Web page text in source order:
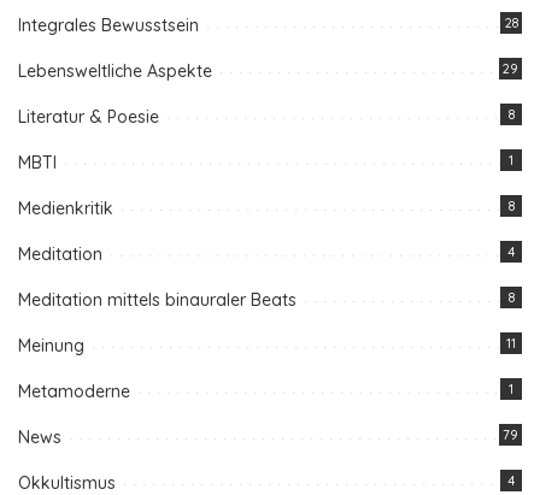
Integrales Bewusstsein 28
Lebensweltliche Aspekte 29
Literatur & Poesie 8
MBTI 1
Medienkritik 8
Meditation 4
Meditation mittels binauraler Beats 8
Meinung 11
Metamoderne 1
News 79
Okkultismus 4